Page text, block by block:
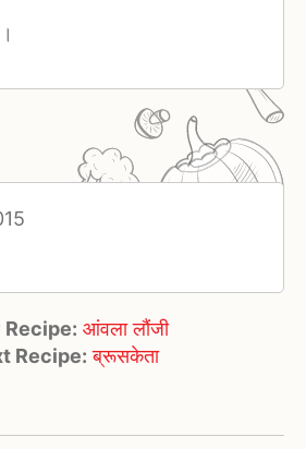
Recipe: आंवला लौंजी
Recipe: ब्रूसकेता